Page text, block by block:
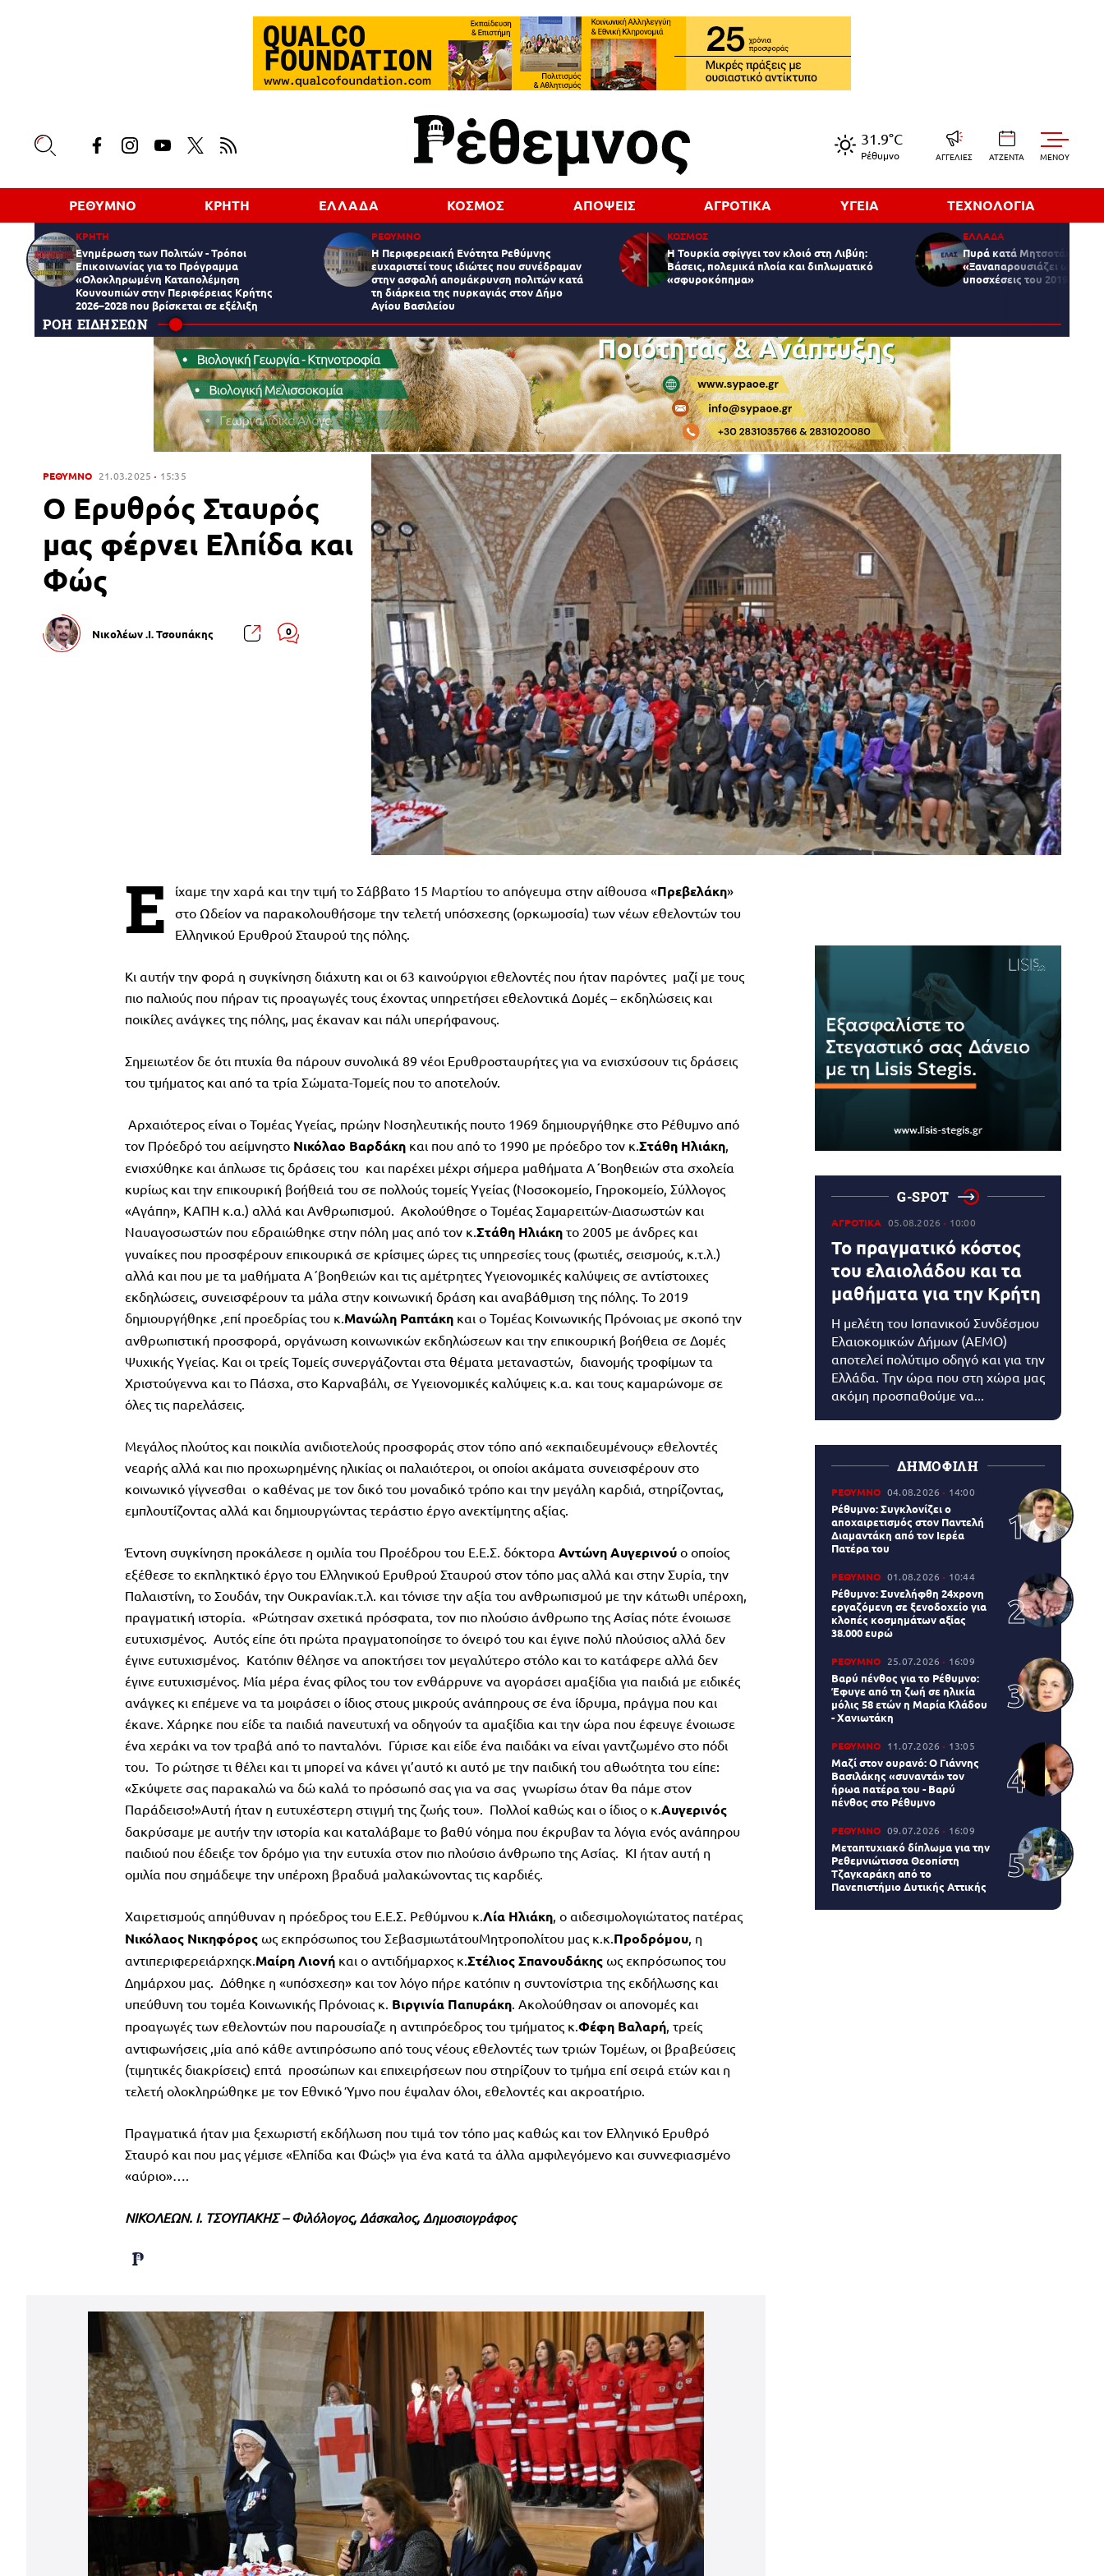
31.9°C
Ρέθυμνο ΑΓΓΕΛΙΕΣ ΑΤΖΕΝΤΑ
ΡΕΘΥΜΝΟ ΚΡΗΤΗ ΕΛΛΑΔΑ ΚΟΣΜΟΣ ΑΠΟΨΕΙΣ ΑΓΡΟΤΙΚΑ ΥΓΕΙΑ ΤΕΧΝΟΛΟΓΙΑ
ΚΡΗΤΗ
Ενημέρωση των Πολιτών - Τρόποι
Επικοινωνίας για το Πρόγραμμα
«Ολοκληρωμένη Καταπολέμηση
Κουνουπιών στην Περιφέρειας Κρήτης
2026–2028 που βρίσκεται σε εξέλιξη
ΡΕΘΥΜΝΟ
Η Περιφερειακή Ενότητα Ρεθύμνης
ευχαριστεί τους ιδιώτες που συνέδραμαν
στην ασφαλή απομάκρυνση πολιτών κατά
τη διάρκεια της πυρκαγιάς στον Δήμο
Αγίου Βασιλείου
ΚΟΣΜΟΣ
Η Τουρκία σφίγγει τον κλοιό στη Λιβύη:
Βάσεις, πολεμικά πλοία και διπλωματικό
«σφυροκόπημα»
ΕΛΛΑΔΑ
Πυρά κατά Μητσοτάκη από
«Ξαναπαρουσιάζει ως νέο
υποσχέσεις του 2019»
ΡΟΗ ΕΙΔΗΣΕΩΝ
MENOY
ΡΕΘΥΜΝΟ 21.03.2025 15:35
Ο Ερυθρός Σταυρός
μας φέρνει Ελπίδα και
Φώς
Νικολέων .Ι. Τσουπάκης 0
Ε ίχαμε την χαρά και την τιμή το Σάββατο 15 Μαρτίου το απόγευμα στην αίθουσα «Πρεβελάκη»
στο Ωδείον να παρακολουθήσομε την τελετή υπόσχεσης (ορκωμοσία) των νέων εθελοντών του
Ελληνικού Ερυθρού Σταυρού της πόλης.
Κι αυτήν την φορά η συγκίνηση διάχυτη και οι 63 καινούργιοι εθελοντές που ήταν παρόντες μαζί με τους
πιο παλιούς που πήραν τις προαγωγές τους έχοντας υπηρετήσει εθελοντικά Δομές – εκδηλώσεις και
ποικίλες ανάγκες της πόλης, μας έκαναν και πάλι υπερήφανους.
Σημειωτέον δε ότι πτυχία θα πάρουν συνολικά 89 νέοι Ερυθροσταυρήτες για να ενισχύσουν τις δράσεις
του τμήματος και από τα τρία Σώματα-Τομείς που το αποτελούν.
Αρχαιότερος είναι ο Τομέας Υγείας, πρώην Νοσηλευτικής πουτο 1969 δημιουργήθηκε στο Ρέθυμνο από
τον Πρόεδρό του αείμνηστο Νικόλαο Βαρδάκη και που από το 1990 με πρόεδρο τον κ.Στάθη Ηλιάκη,
ενισχύθηκε και άπλωσε τις δράσεις του και παρέχει μέχρι σήμερα μαθήματα Α΄Βοηθειών στα σχολεία
κυρίως και την επικουρική βοήθειά του σε πολλούς τομείς Υγείας (Νοσοκομείο, Γηροκομείο, Σύλλογος
«Αγάπη», ΚΑΠΗ κ.α.) αλλά και Ανθρωπισμού. Ακολούθησε ο Τομέας Σαμαρειτών-Διασωστών και
Ναυαγοσωστών που εδραιώθηκε στην πόλη μας από τον κ.Στάθη Ηλιάκη το 2005 με άνδρες και
γυναίκες που προσφέρουν επικουρικά σε κρίσιμες ώρες τις υπηρεσίες τους (φωτιές, σεισμούς, κ.τ.λ.)
αλλά και που με τα μαθήματα Α΄βοηθειών και τις αμέτρητες Υγειονομικές καλύψεις σε αντίστοιχες
εκδηλώσεις, συνεισφέρουν τα μάλα στην κοινωνική δράση και αναβάθμιση της πόλης. Το 2019
δημιουργήθηκε ,επί προεδρίας του κ.Μανώλη Ραπτάκη και ο Τομέας Κοινωνικής Πρόνοιας με σκοπό την
ανθρωπιστική προσφορά, οργάνωση κοινωνικών εκδηλώσεων και την επικουρική βοήθεια σε Δομές
Ψυχικής Υγείας. Και οι τρείς Τομείς συνεργάζονται στα θέματα μεταναστών, διανομής τροφίμων τα
Χριστούγεννα και το Πάσχα, στο Καρναβάλι, σε Υγειονομικές καλύψεις κ.α. και τους καμαρώνομε σε
όλες τις παρελάσεις.
Μεγάλος πλούτος και ποικιλία ανιδιοτελούς προσφοράς στον τόπο από «εκπαιδευμένους» εθελοντές
νεαρής αλλά και πιο προχωρημένης ηλικίας οι παλαιότεροι, οι οποίοι ακάματα συνεισφέρουν στο
κοινωνικό γίγνεσθαι ο καθένας με τον δικό του μοναδικό τρόπο και την μεγάλη καρδιά, στηρίζοντας,
εμπλουτίζοντας αλλά και δημιουργώντας τεράστιο έργο ανεκτίμητης αξίας.
Έντονη συγκίνηση προκάλεσε η ομιλία του Προέδρου του Ε.Ε.Σ. δόκτορα ΑντώνηΑυγερινού ο οποίος
εξέθεσε το εκπληκτικό έργο του Ελληνικού Ερυθρού Σταυρού στον τόπο μας αλλά και στην Συρία, την
Παλαιστίνη, το Σουδάν, την Ουκρανίακ.τ.λ. και τόνισε την αξία του ανθρωπισμού με την κάτωθι υπέροχη,
πραγματική ιστορία. «Ρώτησαν σχετικά πρόσφατα, τον πιο πλούσιο άνθρωπο της Ασίας πότε ένοιωσε
ευτυχισμένος. Αυτός είπε ότι πρώτα πραγματοποίησε το όνειρό του και έγινε πολύ πλούσιος αλλά δεν
έγινε ευτυχισμένος. Κατόπιν θέλησε να αποκτήσει τον μεγαλύτερο στόλο και το κατάφερε αλλά δεν
έγινε ευτυχισμένος. Μία μέρα ένας φίλος του τον ενθάρρυνε να αγοράσει αμαξίδια για παιδιά με ειδικές
ανάγκες κι επέμενε να τα μοιράσει ο ίδιος στους μικρούς ανάπηρους σε ένα ίδρυμα, πράγμα που και
έκανε. Χάρηκε που είδε τα παιδιά πανευτυχή να οδηγούν τα αμαξίδια και την ώρα που έφευγε ένοιωσε
ένα χεράκι να τον τραβά από το πανταλόνι. Γύρισε και είδε ένα παιδάκι να είναι γαντζωμένο στο πόδι
του. Το ρώτησε τι θέλει και τι μπορεί να κάνει γι’αυτό κι αυτό με την παιδική του αθωότητα του είπε:
«Σκύψετε σας παρακαλώ να δώ καλά το πρόσωπό σας για να σας γνωρίσω όταν θα πάμε στον
Παράδεισο!»Αυτή ήταν η ευτυχέστερη στιγμή της ζωής του». Πολλοί καθώς και ο ίδιος ο κ.Αυγερινός
δακρύσαμε με αυτήν την ιστορία και καταλάβαμε το βαθύ νόημα που έκρυβαν τα λόγια ενός ανάπηρου
παιδιού που έδειξε τον δρόμο για την ευτυχία στον πιο πλούσιο άνθρωπο της Ασίας. ΚΙ ήταν αυτή η
ομιλία που σημάδεψε την υπέροχη βραδυά μαλακώνοντας τις καρδιές.
Χαιρετισμούς απηύθυναν η πρόεδρος του Ε.Ε.Σ. Ρεθύμνου κ.Λία Ηλιάκη, ο αιδεσιμολογιώτατος πατέρας
Νικόλαος Νικηφόρος ως εκπρόσωπος του ΣεβασμιωτάτουΜητροπολίτου μας κ.κ.Προδρόμου, η
αντιπεριφερειάρχηςκ.Μαίρη Λιονή και ο αντιδήμαρχος κ.ΣτέλιοςΣπανουδάκης ως εκπρόσωπος του
Δημάρχου μας. Δόθηκε η «υπόσχεση» και τον λόγο πήρε κατόπιν η συντονίστρια της εκδήλωσης και
υπεύθυνη του τομέα Κοινωνικής Πρόνοιας κ. Βιργινία Παπυράκη. Ακολούθησαν οι απονομές και
προαγωγές των εθελοντών που παρουσίαζε η αντιπρόεδρος του τμήματος κ.Φέφη Βαλαρή, τρείς
αντιφωνήσεις ,μία από κάθε αντιπρόσωπο από τους νέους εθελοντές των τριών Τομέων, οι βραβεύσεις
(τιμητικές διακρίσεις) επτά προσώπων και επιχειρήσεων που στηρίζουν το τμήμα επί σειρά ετών και η
τελετή ολοκληρώθηκε με τον Εθνικό Ύμνο που έψαλαν όλοι, εθελοντές και ακροατήριο.
Πραγματικά ήταν μια ξεχωριστή εκδήλωση που τιμά τον τόπο μας καθώς και τον Ελληνικό Ερυθρό
Σταυρό και που μας γέμισε «Ελπίδα και Φώς!» για ένα κατά τα άλλα αμφιλεγόμενο και συννεφιασμένο
«αύριο»….
ΝΙΚΟΛΕΩΝ. Ι. ΤΣΟΥΠΑΚΗΣ – Φιλόλογος, Δάσκαλος, Δημοσιογράφος
G-SPOT
ΑΓΡΟΤΙΚΑ 05.08.2026 10:00
Το πραγματικό κόστος
του ελαιολάδου και τα
μαθήματα για την Κρήτη
Η μελέτη του Ισπανικού Συνδέσμου
Ελαιοκομικών Δήμων (AEMO)
αποτελεί πολύτιμο οδηγό και για την
Ελλάδα. Την ώρα που στη χώρα μας
ακόμη προσπαθούμε να...
ΔΗΜΟΦΙΛΗ
ΡΕΘΥΜΝΟ 04.08.2026 14:00
Ρέθυμνο: Συγκλονίζει ο
αποχαιρετισμός στον Παντελή
Διαμαντάκη από τον Ιερέα
Πατέρα του
ΡΕΘΥΜΝΟ 01.08.2026 10:44
Ρέθυμνο: Συνελήφθη 24χρονη
εργαζόμενη σε ξενοδοχείο για
κλοπές κοσμημάτων αξίας
38.000 ευρώ
ΡΕΘΥΜΝΟ 25.07.2026 16:09
Βαρύ πένθος για το Ρέθυμνο:
Έφυγε από τη ζωή σε ηλικία
μόλις 58 ετών η Μαρία Κλάδου
- Χανιωτάκη
ΡΕΘΥΜΝΟ 11.07.2026 13:05
Μαζί στον ουρανό: Ο Γιάννης
Βασιλάκης «συναντά» τον
ήρωα πατέρα του - Βαρύ
πένθος στο Ρέθυμνο
ΡΕΘΥΜΝΟ 09.07.2026 16:09
Μεταπτυχιακό δίπλωμα για την
Ρεθεμνιώτισσα Θεοπίστη
Τζαγκαράκη από το
Πανεπιστήμιο Δυτικής Αττικής